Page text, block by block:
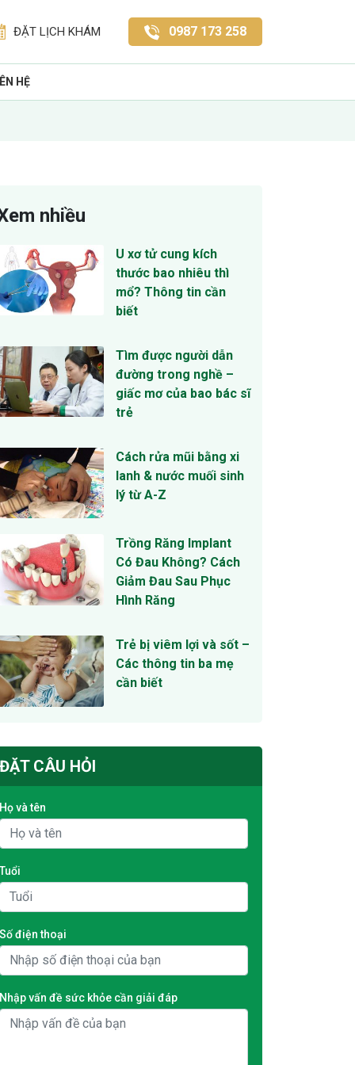
ĐẶT LỊCH KHÁM 0987 173 258
HỆ
nhiều
U xơ tử cung kích
thước bao nhiêu thì
mổ? Thông tin cần
biết
Tìm được người dẫn
đường trong nghề –
giấc mơ của bao bác sĩ
trẻ
Cách rửa mũi bằng xi
lanh & nước muối sinh
lý từ A-Z
Trồng Răng Implant
Có Đau Không? Cách
Giảm Đau Sau Phục
Hình Răng
Trẻ bị viêm lợi và sốt –
Các thông tin ba mẹ
cần biết
ĐẶT CÂU HỎI
Họ và tên
Tuổi
Số điện thoại
Nhập vấn đề sức khỏe cần giải đáp